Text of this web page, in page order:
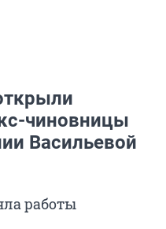
чиновницы
Васильевой
работы